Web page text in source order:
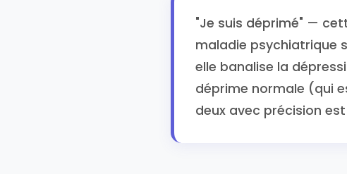
"Je suis déprimé" —
maladie psychiatrique
elle banalise la
déprime normale (qui
deux avec précision